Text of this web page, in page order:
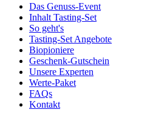
Das Genuss-Event
Inhalt Tasting-Set
So geht's
Tasting-Set Angebote
Biopioniere
Geschenk-Gutschein
Unsere Experten
Werte-Paket
FAQs
Kontakt